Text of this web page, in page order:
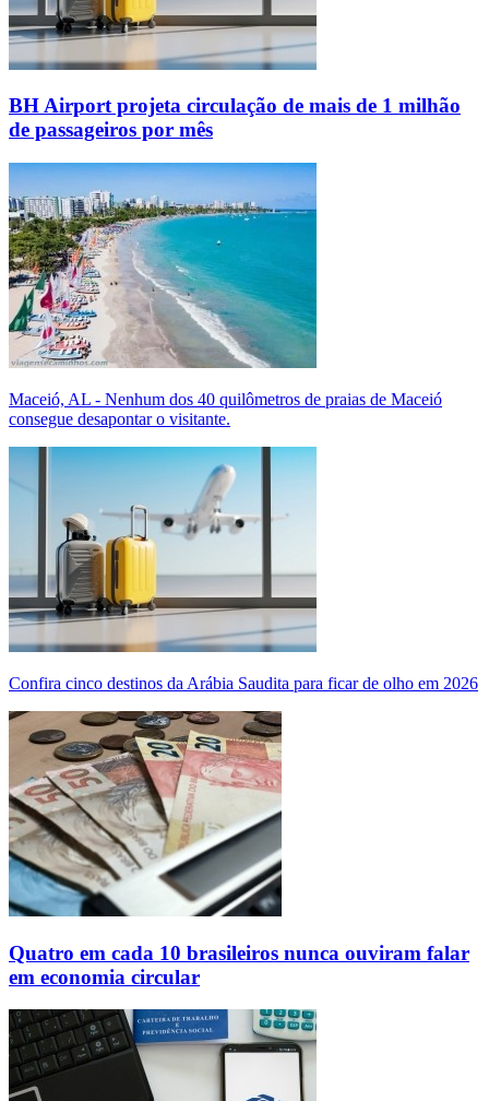
BH Airport projeta circulação de mais de 1 milhão
de passageiros por mês
Maceió, AL - Nenhum dos 40 quilômetros de praias de Maceió
consegue desapontar o visitante.
Confira cinco destinos da Arábia Saudita para ficar de olho em 2026
Quatro em cada 10 brasileiros nunca ouviram falar
em economia circular